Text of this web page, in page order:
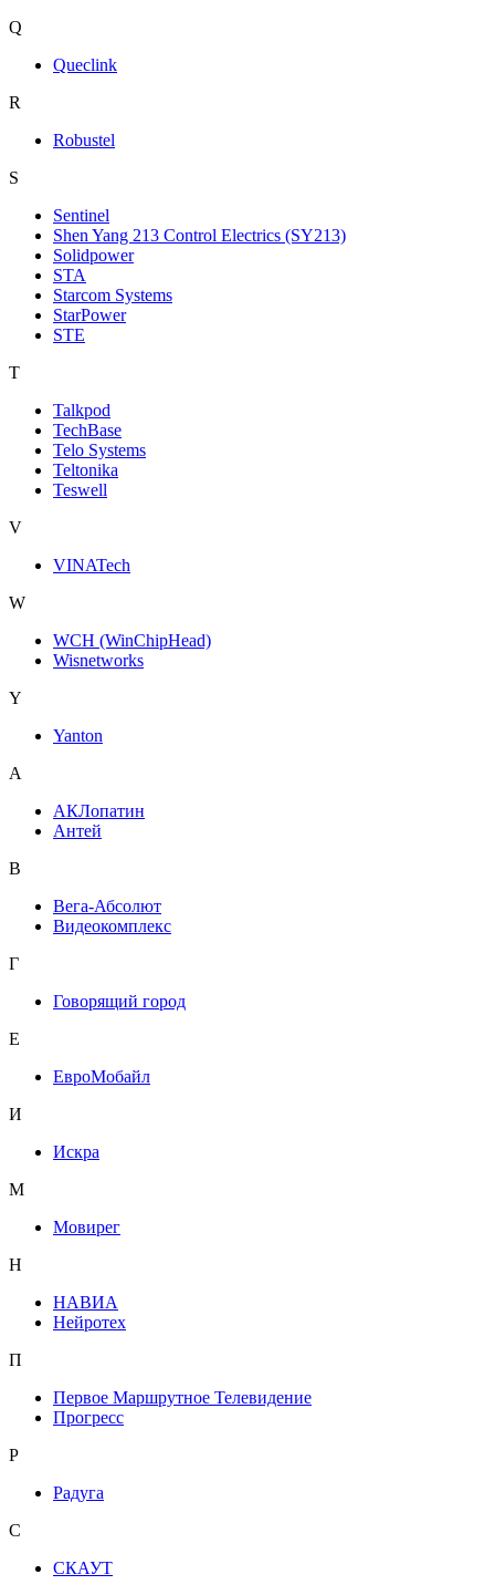
Q
Queclink
R
Robustel
S
Sentinel
Shen Yang 213 Control Electrics (SY213)
Solidpower
STA
Starcom Systems
StarPower
STE
T
Talkpod
TechBase
Telo Systems
Teltonika
Teswell
V
VINATech
W
WCH (WinChipHead)
Wisnetworks
Y
Yanton
А
АКЛопатин
Антей
В
Вега-Абсолют
Видеокомплекс
Г
Говорящий город
Е
ЕвроМобайл
И
Искра
М
Мовирег
Н
НАВИА
Нейротех
П
Первое Маршрутное Телевидение
Прогресс
Р
Радуга
С
СКАУТ